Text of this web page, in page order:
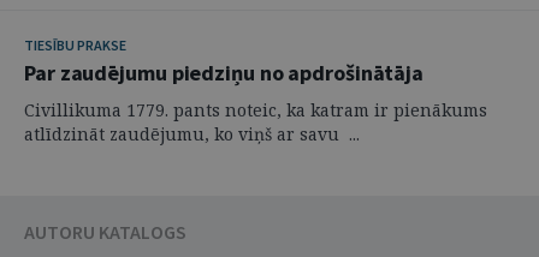
TIESĪBU PRAKSE
Par zaudējumu piedziņu no apdrošinātāja
Civillikuma 1779. pants noteic, ka katram ir pienākums
atlīdzināt zaudējumu, ko viņš ar savu ...
AUTORU KATALOGS